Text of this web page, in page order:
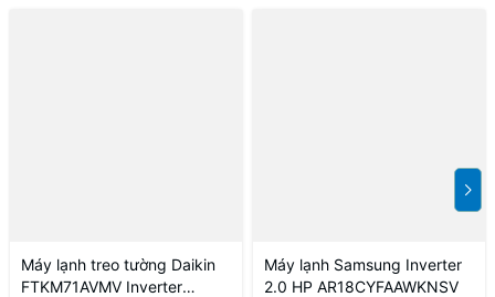
Máy lạnh treo tường Daikin
FTKM71AVMV Inverter
Máy lạnh Samsung Inverter
2.0 HP AR18CYFAAWKNSV